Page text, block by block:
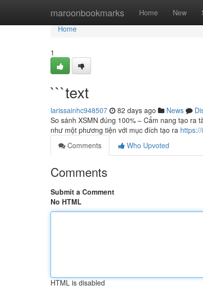
maroonbookmarks Home New
Home
Home
1
```text
larissainhc948507 82 days ago News
So sánh XSMN đúng 100% – Cẩm nang tạo ra
như một phương tiện với mục đích tạo ra
Comments
Who Upvoted
Comments
Submit a Comment
No HTML
HTML is disabled